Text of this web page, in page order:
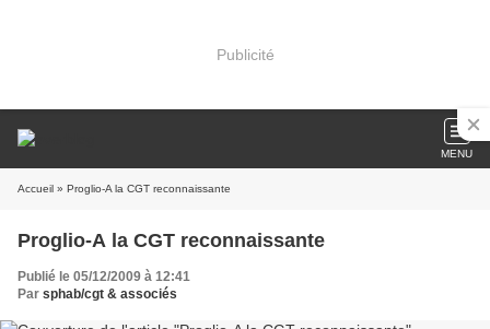
Publicité
MENU
Accueil » Proglio-A la CGT reconnaissante
Proglio-A la CGT reconnaissante
Publié le 05/12/2009 à 12:41
Par sphab/cgt & associés